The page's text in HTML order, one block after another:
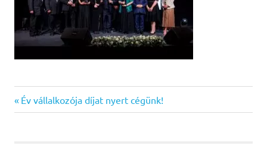
Bejegyzés
Previous
Post:
Év vállalkozója díjat nyert cégünk!